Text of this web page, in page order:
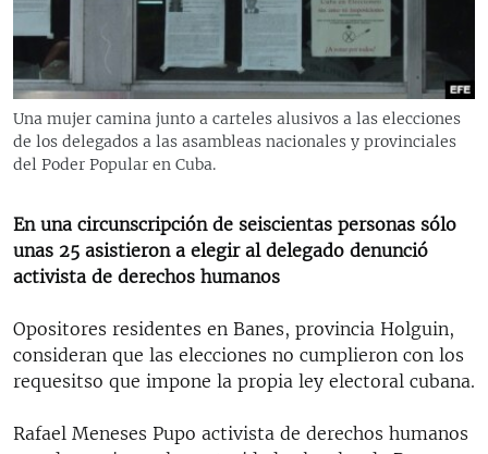
RADIO MARTÍ
ESPECIALES
ESPECIALES
LA REALIDAD DE LA VIVIENDA EN CUBA
SER VIEJO EN CUBA
KENTU-CUBANO
LOS SANTOS DE HIALEAH
LA INVASIÓN DE RUSIA A UCRANIA
MULTIMEDIA
EDITORIALES
Una mujer camina junto a carteles alusivos a las elecciones
de los delegados a las asambleas nacionales y provinciales
del Poder Popular en Cuba.
En una circunscripción de seiscientas personas sólo
unas 25 asistieron a elegir al delegado denunció
activista de derechos humanos
Opositores residentes en Banes, provincia Holguin,
consideran que las elecciones no cumplieron con los
requesitso que impone la propia ley electoral cubana.
Rafael Meneses Pupo activista de derechos humanos